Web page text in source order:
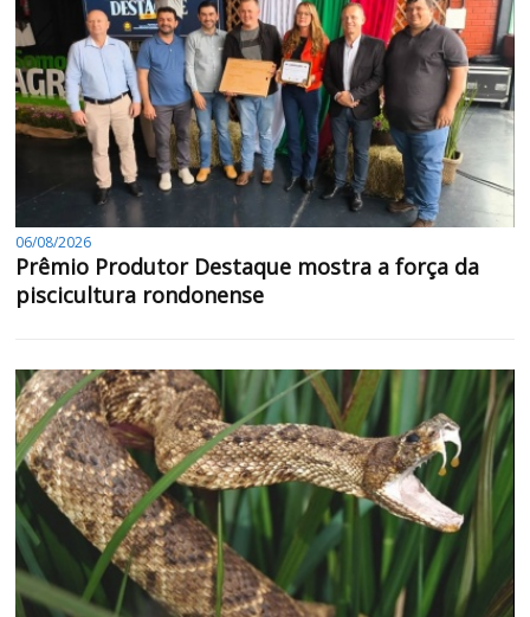
06/08/2026
Prêmio Produtor Destaque mostra a força da
piscicultura rondonense